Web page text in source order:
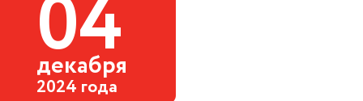
04
декабря
2024 года